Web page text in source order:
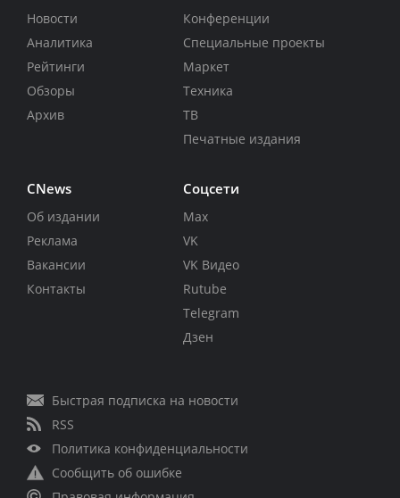
Новости
Аналитика
Рейтинги
Обзоры
Архив
Конференции
Специальные проекты
Маркет
Техника
ТВ
Печатные издания
CNews
Об издании
Реклама
Вакансии
Контакты
Соцсети
Max
VK
VK Видео
Rutube
Telegram
Дзен
Быстрая подписка на новости
RSS
Политика конфиденциальности
Сообщить об ошибке